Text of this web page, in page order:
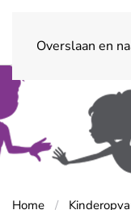
Overslaan en
Home